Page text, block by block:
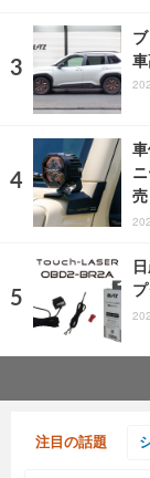
売
注目の話題